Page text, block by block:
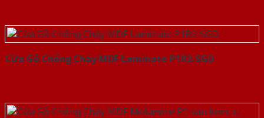
Cửa Gỗ Chống Cháy MDF Laminate P1R2-SGD